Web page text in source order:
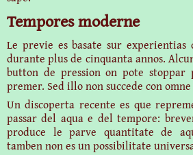
Tempores moderne
Le previe es basate sur experientias
durante plus de cinquanta annos.
button de pression on pote
premer. Sed illo non succede con
Un discoperta recente es que
passar del aqua e del tempore:
produce le parve quantitate de
tamben non es un possibilitate